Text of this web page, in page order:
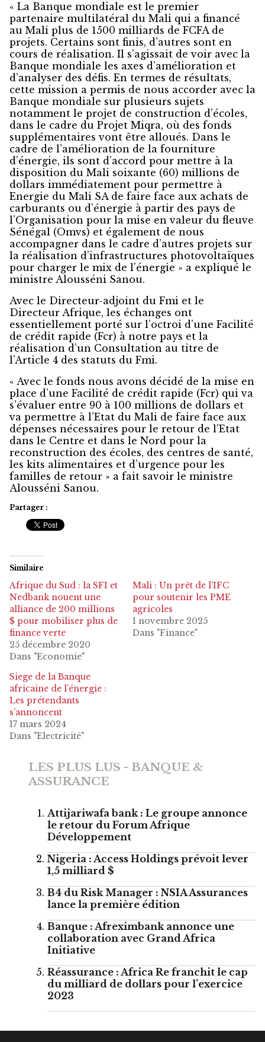
« La Banque mondiale est le premier
partenaire multilatéral du Mali qui a financé
au Mali plus de 1500 milliards de FCFA de
projets. Certains sont finis, d’autres sont en
cours de réalisation. Il s’agissait de voir avec la
Banque mondiale les axes d’amélioration et
d’analyser des défis. En termes de résultats,
cette mission a permis de nous accorder avec la
Banque mondiale sur plusieurs sujets
notamment le projet de construction d’écoles,
dans le cadre du Projet Miqra, où des fonds
supplémentaires vont être alloués. Dans le
cadre de l’amélioration de la fourniture
d’énergie, ils sont d’accord pour mettre à la
disposition du Mali soixante (60) millions de
dollars immédiatement pour permettre à
Energie du Mali SA de faire face aux achats de
carburants ou d’énergie à partir des pays de
l’Organisation pour la mise en valeur du fleuve
Sénégal (Omvs) et également de nous
accompagner dans le cadre d’autres projets sur
la réalisation d’infrastructures photovoltaïques
pour charger le mix de l’énergie » a expliqué le
ministre Alousséni Sanou.
Avec le Directeur-adjoint du Fmi et le
Directeur Afrique, les échanges ont
essentiellement porté sur l’octroi d’une Facilité
de crédit rapide (Fcr) à notre pays et la
réalisation d’un Consultation au titre de
l’Article 4 des statuts du Fmi.
« Avec le fonds nous avons décidé de la mise en
place d’une Facilité de crédit rapide (Fcr) qui va
s’évaluer entre 90 à 100 millions de dollars et
va permettre à l’Etat du Mali de faire face aux
dépenses nécessaires pour le retour de l’Etat
dans le Centre et dans le Nord pour la
reconstruction des écoles, des centres de santé,
les kits alimentaires et d’urgence pour les
familles de retour » a fait savoir le ministre
Alousséni Sanou.
Partager :
Similaire
Afrique du Sud : la SFI et
Nedbank nouent une
alliance de 200 millions
$ pour mobiliser plus de
finance verte
25 décembre 2020
Dans "Economie"
Mali : Un prêt de l’IFC
pour soutenir les PME
agricoles
1 novembre 2025
Dans "Finance"
Siege de la Banque
africaine de l’énergie :
Les prétendants
s’annoncent
17 mars 2024
Dans "Electricité"
LES PLUS LUS - BANQUE &
ASSURANCE
Attijariwafa bank : Le groupe annonce
le retour du Forum Afrique
Développement
Nigeria : Access Holdings prévoit lever
1,5 milliard $
B4 du Risk Manager : NSIA Assurances
lance la première édition
Banque : Afreximbank annonce une
collaboration avec Grand Africa
Initiative
Réassurance : Africa Re franchit le cap
du milliard de dollars pour l’exercice
2023